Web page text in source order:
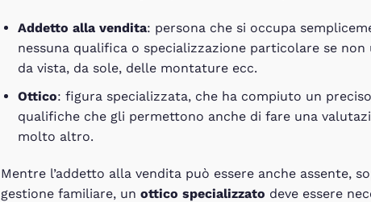
Addetto alla vendita: persona che si occupa
nessuna qualifica o specializzazione particolare se
da vista, da sole, delle montature ecc.
Ottico: figura specializzata, che ha compiuto un
qualifiche che gli permettono anche di fare una
molto altro.
Mentre l’addetto alla vendita può essere anche assente,
gestione familiare, un ottico specializzato deve essere